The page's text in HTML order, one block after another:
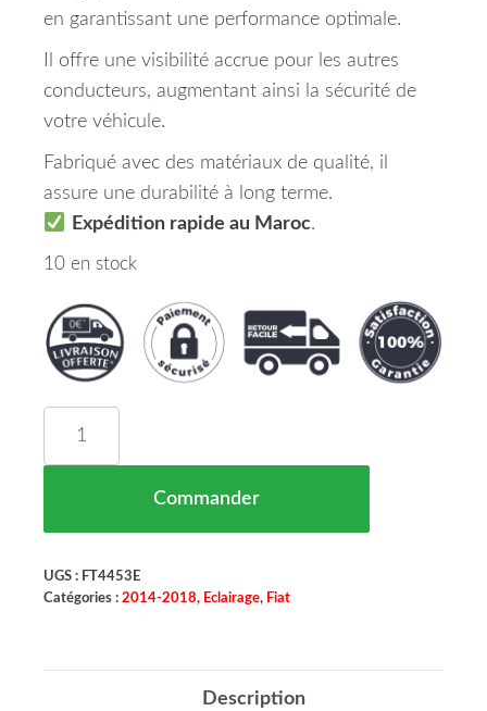
en garantissant une performance optimale.
Il offre une visibilité accrue pour les autres
conducteurs, augmentant ainsi la sécurité de
votre véhicule.
Fabriqué avec des matériaux de qualité, il
assure une durabilité à long terme.
Expédition rapide au Maroc.
10 en stock
Commander
UGS : FT4453E
Catégories : 2014-2018, Eclairage, Fiat
Description